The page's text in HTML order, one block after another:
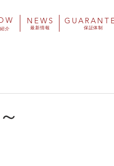
介
​NEWS
​最新情報 ​保証体制